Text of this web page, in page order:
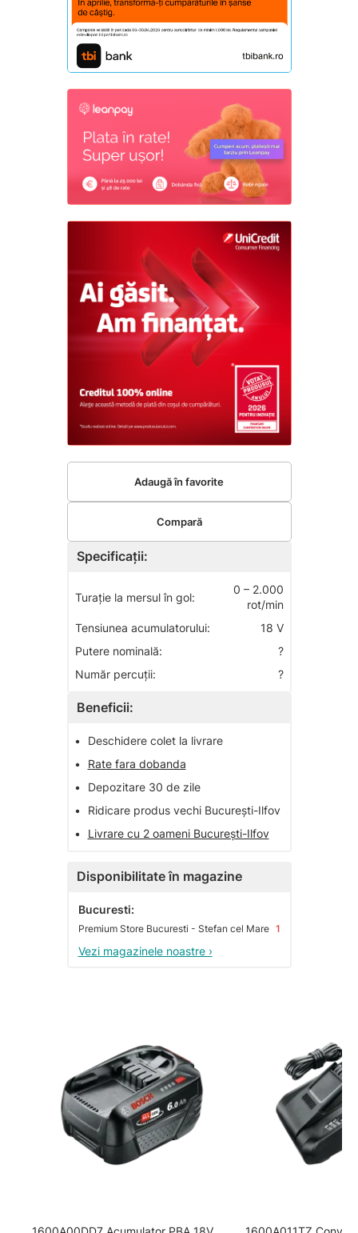
Specificații:
Turaţie la mersul în gol:
0 – 2.000
rot/min
Tensiunea acumulatorului:
18 V
Putere nominală:
?
Număr percuţii:
?
Beneficii:
•
Deschidere colet la livrare
•
Rate fara dobanda
•
Depozitare 30 de zile
•
Ridicare produs vechi București-Ilfov
•
Livrare cu 2 oameni București-Ilfov
Disponibilitate în magazine
Bucuresti:
Premium Store Bucuresti - Stefan cel Mare 1
Vezi magazinele noastre ›
Adaugă în favorite
Compară